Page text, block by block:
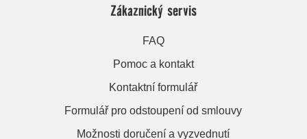
Zákaznický servis
FAQ
Pomoc a kontakt
Kontaktní formulář
Formulář pro odstoupení od smlouvy
Možnosti doručení a vyzvednutí